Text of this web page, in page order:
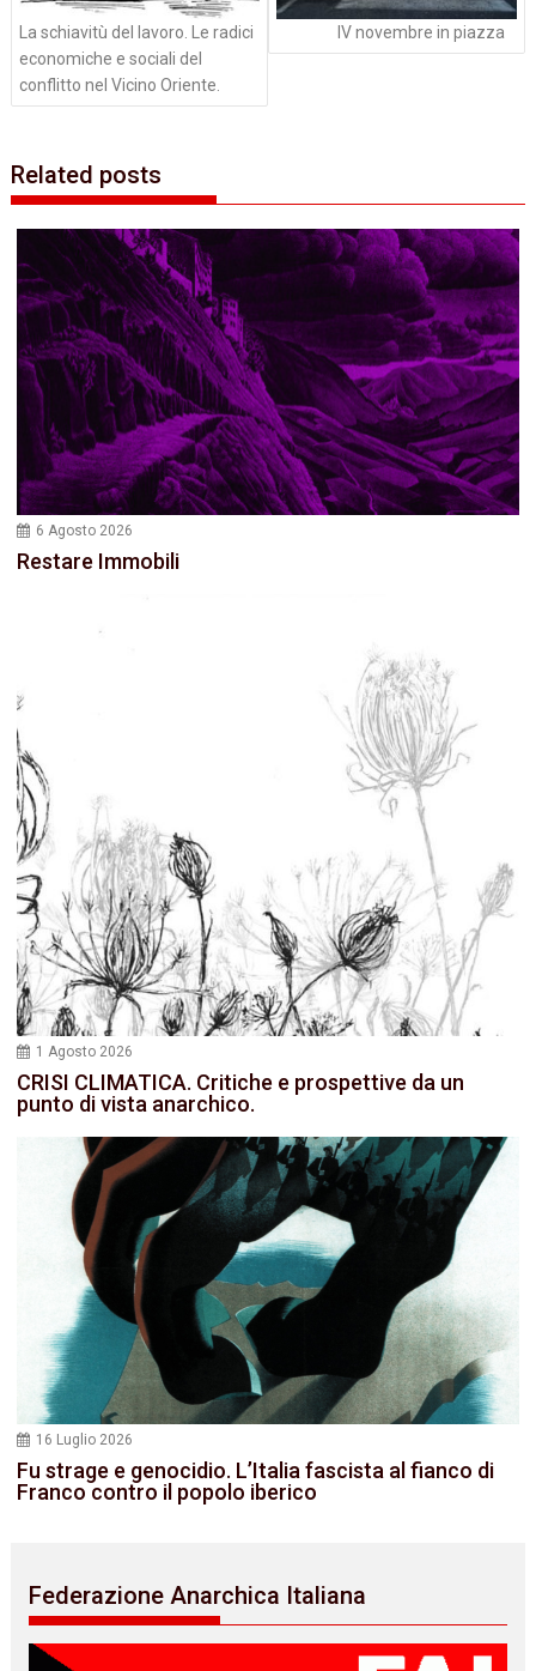
La schiavitù del lavoro. Le radici
economiche e sociali del
conflitto nel Vicino Oriente.
IV novembre in piazza
Related posts
6 Agosto 2026
Restare Immobili
1 Agosto 2026
CRISI CLIMATICA. Critiche e prospettive da un
punto di vista anarchico.
16 Luglio 2026
Fu strage e genocidio. L’Italia fascista al fianco di
Franco contro il popolo iberico
Federazione Anarchica Italiana